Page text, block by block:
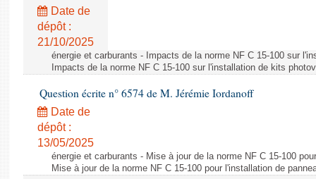
Date de
dépôt :
21/10/2025
énergie et carburants - Impacts de la norme NF C 15-100 sur
Impacts de la norme NF C 15-100 sur l'installation de kits
Question écrite n° 6574 de M. Jérémie Iordanoff
Date de
dépôt :
13/05/2025
énergie et carburants - Mise à jour de la norme NF C 15-100
Mise à jour de la norme NF C 15-100 pour l'installation de